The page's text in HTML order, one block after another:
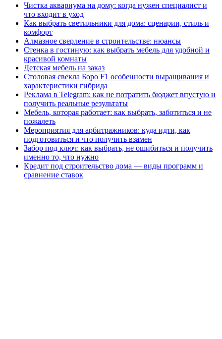
Чистка аквариума на дому: когда нужен специалист и
что входит в уход
Как выбрать светильники для дома: сценарии, стиль и
комфорт
Алмазное сверление в строительстве: нюансы
Стенка в гостиную: как выбрать мебель для удобной и
красивой комнаты
Детская мебель на заказ
Столовая свекла Боро F1 особенности выращивания и
характеристики гибрида
Реклама в Telegram: как не потратить бюджет впустую и
получить реальные результаты
Мебель, которая работает: как выбрать, заботиться и не
пожалеть
Мероприятия для арбитражников: куда идти, как
подготовиться и что получить взамен
Забор под ключ: как выбрать, не ошибиться и получить
именно то, что нужно
Кредит под строительство дома — виды программ и
сравнение ставок